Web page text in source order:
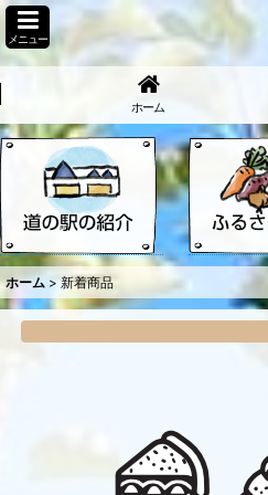
メニュー
ホーム
ホーム > 新着商品